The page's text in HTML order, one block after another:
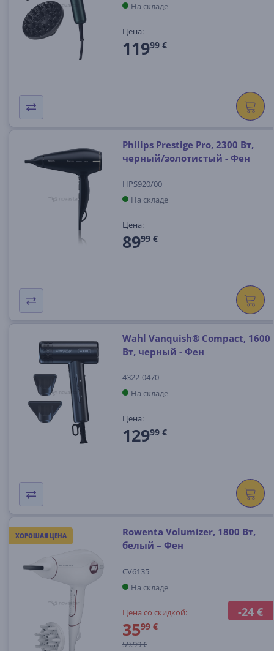
На складе
Цена:
11999 €
Philips Prestige Pro, 2300 Вт,
черный/золотистый - Фен
HPS920/00
На складе
Цена:
8999 €
Wahl Vanquish® Compact, 1600
Вт, черный - Фен
4322-0470
На складе
Цена:
12999 €
ХОРОШАЯ ЦЕНА
-24 €
Rowenta Volumizer, 1800 Вт,
белый – Фен
CV6135
На складе
Цена со скидкой:
3599 €
59.99 €